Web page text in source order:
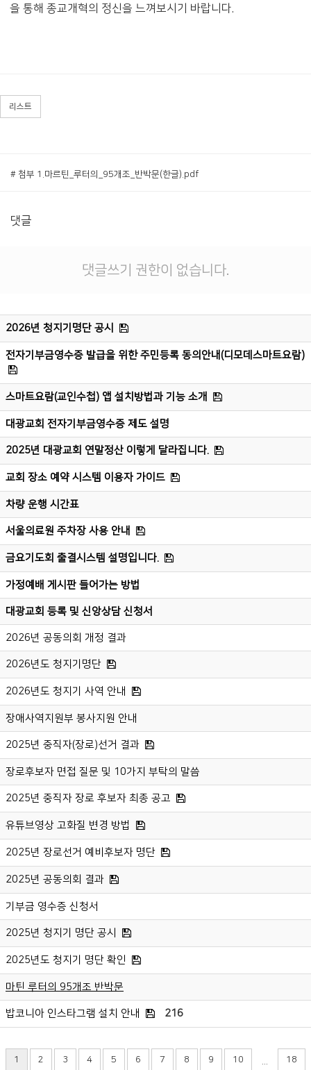
을 통해 종교개혁의 정신을 느껴보시기 바랍니다.
리스트
# 첨부 1.마르틴_루터의_95개조_반박문(한글).pdf
댓글
댓글쓰기 권한이 없습니다.
2026년 청지기명단 공시
전자기부금영수증 발급을 위한 주민등록 동의안내(디모데스마트요람)
스마트요람(교인수첩) 앱 설치방법과 기능 소개
대광교회 전자기부금영수증 제도 설명
2025년 대광교회 연말정산 이렇게 달라집니다.
교회 장소 예약 시스템 이용자 가이드
차량 운행 시간표
서울의료원 주차장 사용 안내
금요기도회 출결시스템 설명입니다.
가정예배 게시판 들어가는 방법
대광교회 등록 및 신앙상담 신청서
2026년 공동의회 개정 결과
2026년도 청지기명단
2026년도 청지기 사역 안내
장애사역지원부 봉사지원 안내
2025년 중직자(장로)선거 결과
장로후보자 면접 질문 및 10가지 부탁의 말씀
2025년 중직자 장로 후보자 최종 공고
유튜브영상 고화질 변경 방법
2025년 장로선거 예비후보자 명단
2025년 공동의회 결과
기부금 영수증 신청서
2025년 청지기 명단 공시
2025년도 청지기 명단 확인
마틴 루터의 95개조 반박문
밥코니아 인스타그램 설치 안내 216
1 2 3 4 5 6 7 8 9 10 18